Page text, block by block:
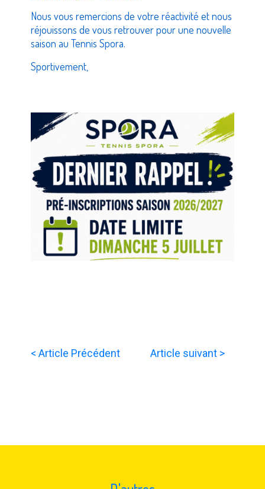
Nous vous remercions de votre réactivité et nous
réjouissons de vous retrouver pour une nouvelle
saison au Tennis Spora.
Sportivement,
< Article Précédent Article suivant >